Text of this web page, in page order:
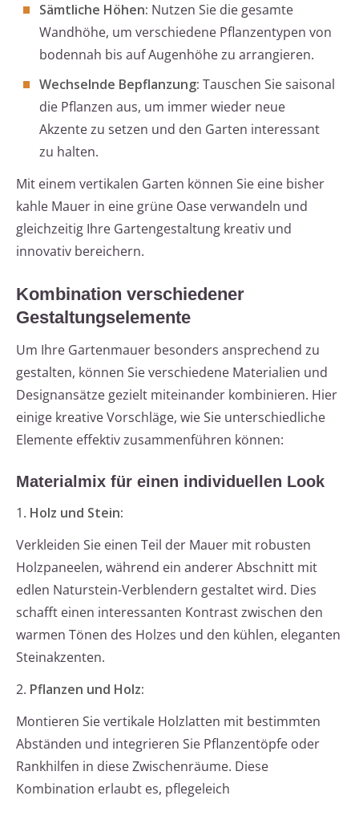
Sämtliche Höhen: Nutzen Sie die gesamte
Wandhöhe, um verschiedene Pflanzentypen von
bodennah bis auf Augenhöhe zu arrangieren.
Wechselnde Bepflanzung: Tauschen Sie saisonal
die Pflanzen aus, um immer wieder neue
Akzente zu setzen und den Garten interessant
zu halten.
Mit einem vertikalen Garten können Sie eine bisher
kahle Mauer in eine grüne Oase verwandeln und
gleichzeitig Ihre Gartengestaltung kreativ und
innovativ bereichern.
Kombination verschiedener
Gestaltungselemente
Um Ihre Gartenmauer besonders ansprechend zu
gestalten, können Sie verschiedene Materialien und
Designansätze gezielt miteinander kombinieren. Hier
einige kreative Vorschläge, wie Sie unterschiedliche
Elemente effektiv zusammenführen können:
Materialmix für einen individuellen Look
1. Holz und Stein:
Verkleiden Sie einen Teil der Mauer mit robusten
Holzpaneelen, während ein anderer Abschnitt mit
edlen Naturstein-Verblendern gestaltet wird. Dies
schafft einen interessanten Kontrast zwischen den
warmen Tönen des Holzes und den kühlen, eleganten
Steinakzenten.
2. Pflanzen und Holz:
Montieren Sie vertikale Holzlatten mit bestimmten
Abständen und integrieren Sie Pflanzentöpfe oder
Rankhilfen in diese Zwischenräume. Diese
Kombination erlaubt es, pflegeleich